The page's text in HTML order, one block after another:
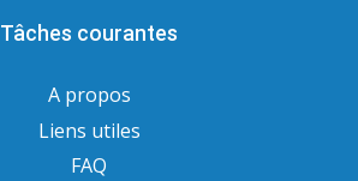
Tâches courantes
A propos
Liens utiles
FAQ